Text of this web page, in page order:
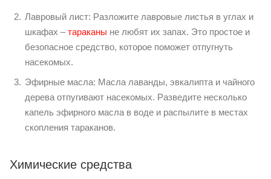
Лавровый лист: Разложите лавровые листья в углах и
шкафах –тараканы не любят их запах. Это простое и
безопасное средство, которое поможет отпугнуть
насекомых.
Эфирные масла: Масла лаванды, эвкалипта и чайного
дерева отпугивают насекомых. Разведите несколько
капель эфирного масла в воде и распылите в местах
скопления тараканов.
Химические средства